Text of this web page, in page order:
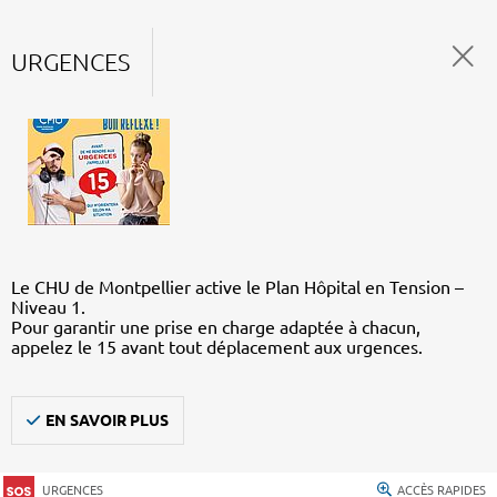
URGENCES
Le CHU de Montpellier active le Plan Hôpital en Tension –
Niveau 1.
Pour garantir une prise en charge adaptée à chacun,
appelez le 15 avant tout déplacement aux urgences.
EN SAVOIR PLUS
URGENCES ACCÈS RAPIDES